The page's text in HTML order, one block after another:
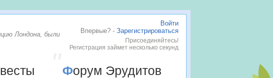
Войти
Впервые? - Зарегистрироваться
Присоединяйтесь!
Регистрация займет несколько секунд
Лондона, были
Твесты Форум Эрудитов